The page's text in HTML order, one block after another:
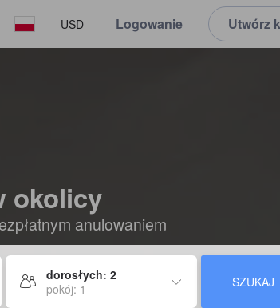
USD Logowanie Utwórz
okolicy
anulowaniem
dorosłych: 2
pokój: 1
SZUKAJ